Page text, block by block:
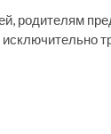
родителям